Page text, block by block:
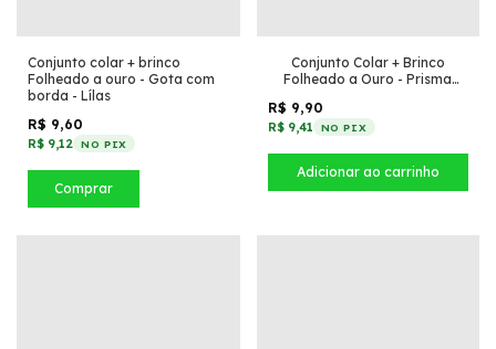
Conjunto colar + brinco
Folheado a ouro - Gota com
borda - Lílas
R$ 9,60
R$ 9,12 NO PIX
Comprar
Conjunto Colar + Brinco
Folheado a Ouro - Prisma
R$ 9,90
R$ 9,41 NO PIX